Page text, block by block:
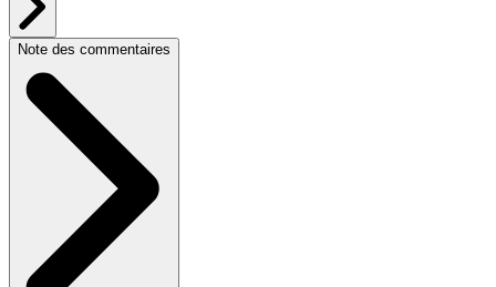
Note des commentaires